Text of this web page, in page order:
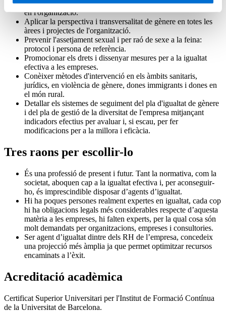
Identificar on resideixen les bretxes de gènere i de diversitat
en l'organització.
Aplicar la perspectiva i transversalitat de gènere en totes les
àrees i projectes de l'organització.
Prevenir l'assetjament sexual i per raó de sexe a la feina:
protocol i persona de referència.
Promocionar els drets i dissenyar mesures per a la igualtat
efectiva a les empreses.
Conèixer mètodes d'intervenció en els àmbits sanitaris,
jurídics, en violència de gènere, dones immigrants i dones en
el món rural.
Detallar els sistemes de seguiment del pla d'igualtat de gènere
i del pla de gestió de la diversitat de l'empresa mitjançant
indicadors efectius per avaluar i, si escau, per fer
modificacions per a la millora i eficàcia.
Tres raons per escollir-lo
És una professió de present i futur. Tant la normativa, com la
societat, aboquen cap a la igualtat efectiva i, per aconseguir-
ho, és imprescindible disposar d’agents d’igualtat.
Hi ha poques persones realment expertes en igualtat, cada cop
hi ha obligacions legals més considerables respecte d’aquesta
matèria a les empreses, hi falten experts, per la qual cosa són
molt demandats per organitzacions, empreses i consultories.
Ser agent d’igualtat dintre dels RH de l’empresa, concedeix
una projecció més àmplia ja que permet optimitzar recursos
encaminats a l’èxit.
Acreditació acadèmica
Certificat Superior Universitari per l'Institut de Formació Contínua
de la Universitat de Barcelona.